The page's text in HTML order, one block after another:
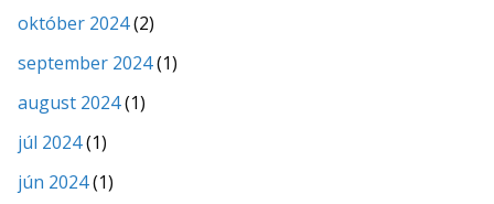
október 2024(2)
september 2024(1)
august 2024(1)
júl 2024(1)
jún 2024(1)